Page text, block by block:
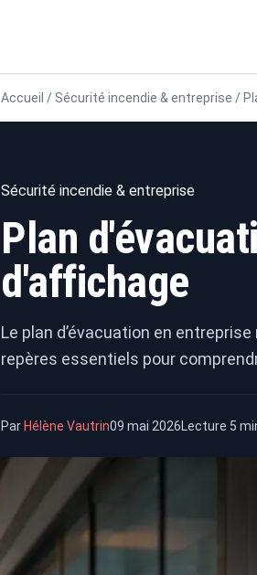
Accueil / Sécurité incendie & entreprise /
Sécurité incendie & entreprise
Plan
d'affichage
Le plan d’évacuation en
repères essentiels pour
Par Hélène Vautrin09 mai 2026Lecture 5